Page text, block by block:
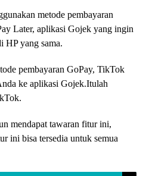
metode pembayaran
Later, aplikasi Gojek yang ingin
HP yang sama.
pembayaran GoPay, TikTok
ke aplikasi Gojek.Itulah
mendapat tawaran fitur ini,
ini bisa tersedia untuk semua